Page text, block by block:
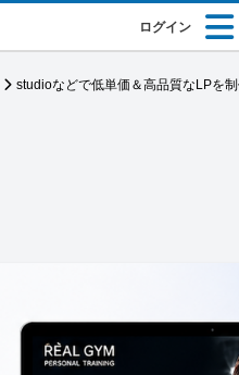
ログイン
studioなどで低単価＆高品質なLPを